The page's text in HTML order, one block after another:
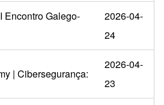
Encontro Galego-
2026-04-
24
| Cibersegurança:
2026-04-
23